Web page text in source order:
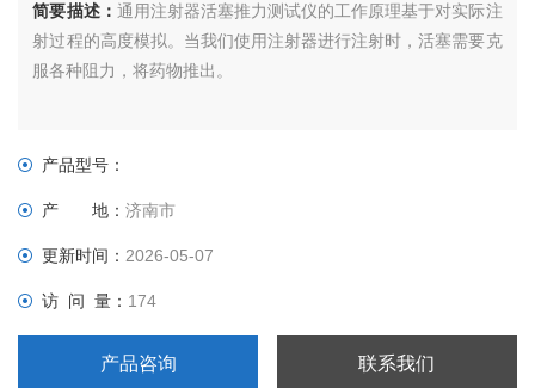
简要描述： 通用注射器活塞推力测试仪的工作原理基于对实际注
射过程的高度模拟。当我们使用注射器进行注射时，活塞需要克
服各种阻力，将药物推出。
产品型号：
产 地：济南市
更新时间：2026-05-07
访 问 量： 174
产品咨询 联系我们